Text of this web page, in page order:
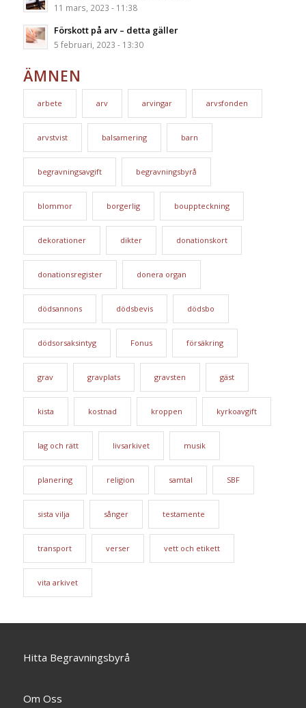
11 mars, 2023 - 11:38
Förskott på arv – detta gäller
5 februari, 2023 - 13:30
ÄMNEN
arbete arv arvingar arvsfonden
arvstvist balsamering barn
begravningsavgift begravningsbyrå
blommor borgerlig bouppteckning
dekorationer dikter donationskort
donationsregister donera organ
dödsannons dödsbevis dödsbo
dödsorsaksintyg Fonus försäkring
grav gravplats gravsten gäst
kista kostnad kroppen kyrkoavgift
lag och rätt livsarkivet musik
planering religion samtal SBF
sista vilja sånger testamente
transport verser vett och etikett
vita arkivet
Hitta Begravningsbyrå
Om Oss